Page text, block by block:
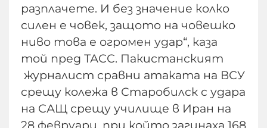
разплачете. И без значение колко
силен е човек, защото на човешко
ниво това е огромен удар“, каза
той пред ТАСС. Пакистанският
журналист сравни атаката на ВСУ
срещу колежа в Старобилск с удара
на САЩ срещу училище в Иран на
28 февруари, при който загинаха 168